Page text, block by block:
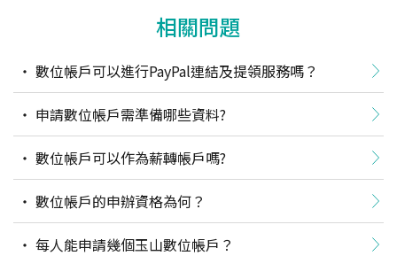
相關問題
數位帳戶可以進行PayPal連結及提領服務嗎？
申請數位帳戶需準備哪些資料?
數位帳戶可以作為薪轉帳戶嗎?
數位帳戶的申辦資格為何？
每人能申請幾個玉山數位帳戶？